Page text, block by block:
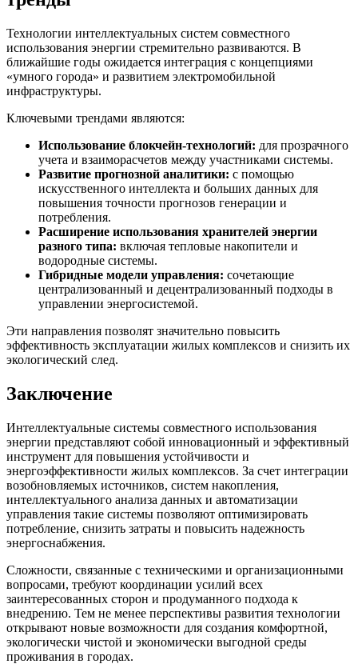
Технологии интеллектуальных систем совместного
использования энергии стремительно развиваются. В
ближайшие годы ожидается интеграция с концепциями
«умного города» и развитием электромобильной
инфраструктуры.
Ключевыми трендами являются:
Использование блокчейн-технологий: для прозрачного
учета и взаиморасчетов между участниками системы.
Развитие прогнозной аналитики: с помощью
искусственного интеллекта и больших данных для
повышения точности прогнозов генерации и
потребления.
Расширение использования хранителей энергии
разного типа: включая тепловые накопители и
водородные системы.
Гибридные модели управления: сочетающие
централизованный и децентрализованный подходы в
управлении энергосистемой.
Эти направления позволят значительно повысить
эффективность эксплуатации жилых комплексов и снизить их
экологический след.
Заключение
Интеллектуальные системы совместного использования
энергии представляют собой инновационный и эффективный
инструмент для повышения устойчивости и
энергоэффективности жилых комплексов. За счет интеграции
возобновляемых источников, систем накопления,
интеллектуального анализа данных и автоматизации
управления такие системы позволяют оптимизировать
потребление, снизить затраты и повысить надежность
энергоснабжения.
Сложности, связанные с техническими и организационными
вопросами, требуют координации усилий всех
заинтересованных сторон и продуманного подхода к
внедрению. Тем не менее перспективы развития технологии
открывают новые возможности для создания комфортной,
экологически чистой и экономически выгодной среды
проживания в городах.